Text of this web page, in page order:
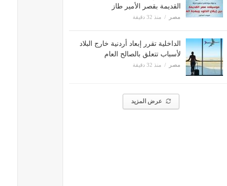
القديمة بقصر الأمير طاز
مصر منذ 32 دقيقة
الداخلية تقرر إبعاد أردنية خارج البلاد
لأسباب تتعلق بالصالح العام
مصر منذ 32 دقيقة
عرض المزيد